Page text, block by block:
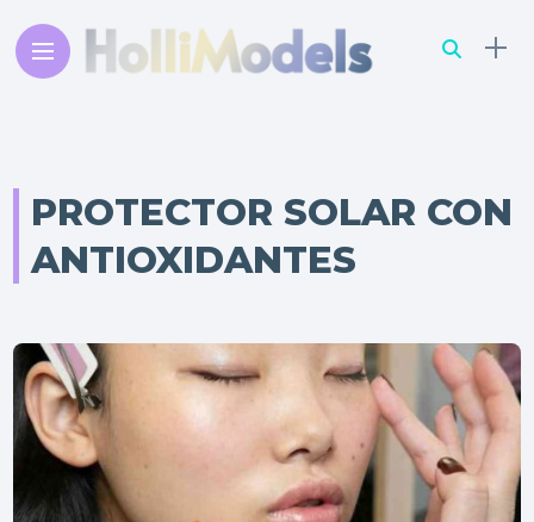
PROTECTOR SOLAR CON
ANTIOXIDANTES